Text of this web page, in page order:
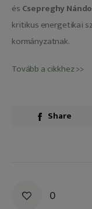
és Csepreghy
kritikus energetikai
kormányzatnak.
Tovább a cikkhez >>
Share
0